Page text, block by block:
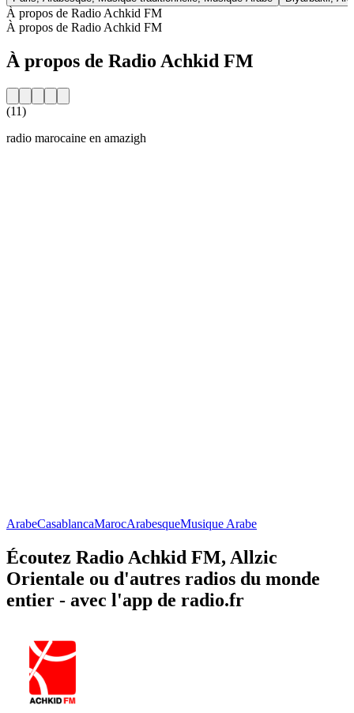
À propos de Radio Achkid FM
À propos de Radio Achkid FM
À propos de Radio Achkid FM
(11)
radio marocaine en amazigh
ArabeCasablancaMarocArabesqueMusique Arabe
Écoutez Radio Achkid FM, Allzic
Orientale ou d'autres radios du monde
entier - avec l'app de radio.fr